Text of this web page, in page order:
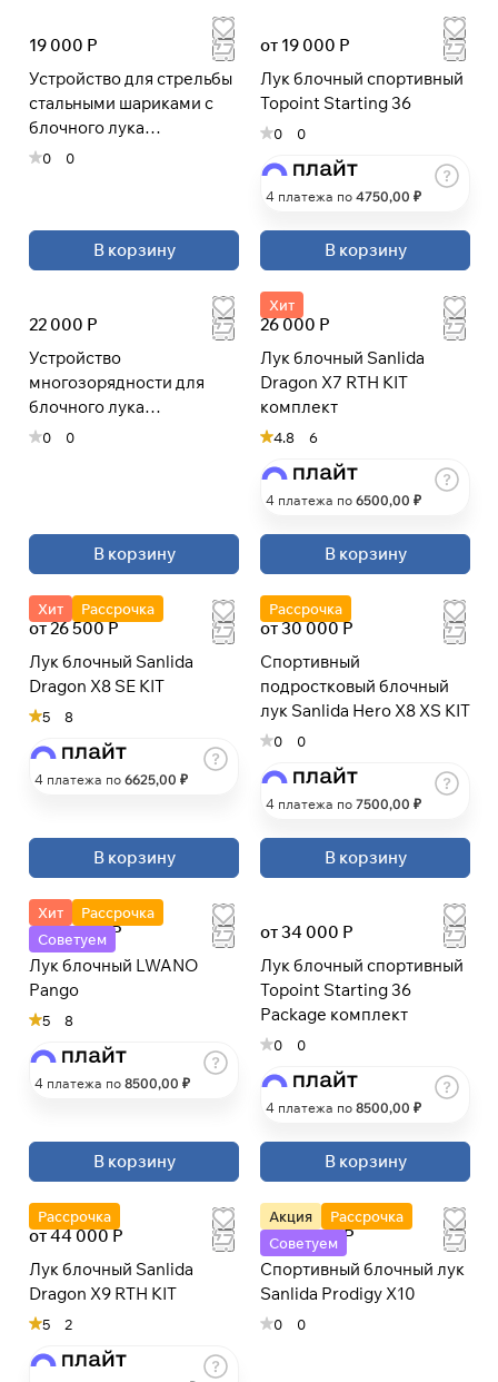
19 000 Р
Устройство для стрельбы
стальными шариками с
блочного лука
(шарострел)
0 0
В корзину
от 19 000 Р
Лук блочный спортивный
Topoint Starting 36
0 0
4 платежа по 4750,00 ₽
В корзину
22 000 Р
Устройство
многозорядности для
блочного лука
(многозорядный лук)
0 0
В корзину
Хит
26 000 Р
Лук блочный Sanlida
Dragon X7 RTH KIT
комплект
4.8 6
4 платежа по 6500,00 ₽
В корзину
Хит Рассрочка
от 26 500 Р
Лук блочный Sanlida
Dragon X8 SE KIT
5 8
4 платежа по 6625,00 ₽
В корзину
Рассрочка
от 30 000 Р
Спортивный
подростковый блочный
лук Sanlida Hero X8 XS KIT
0 0
4 платежа по 7500,00 ₽
В корзину
Хит
Рассрочка
Советуем
от 34 000 Р
Лук блочный LWANO
Pango
5 8
4 платежа по 8500,00 ₽
В корзину
от 34 000 Р
Лук блочный спортивный
Topoint Starting 36
Package комплект
0 0
4 платежа по 8500,00 ₽
В корзину
Рассрочка
от 44 000 Р
Лук блочный Sanlida
Dragon X9 RTH KIT
5 2
Акция
Рассрочка
Советуем
от 44 000 Р
Спортивный блочный лук
Sanlida Prodigy X10
0 0
25
раз в 2 недели
Остались вопросы?
8 800 302-02-51
plait.ru